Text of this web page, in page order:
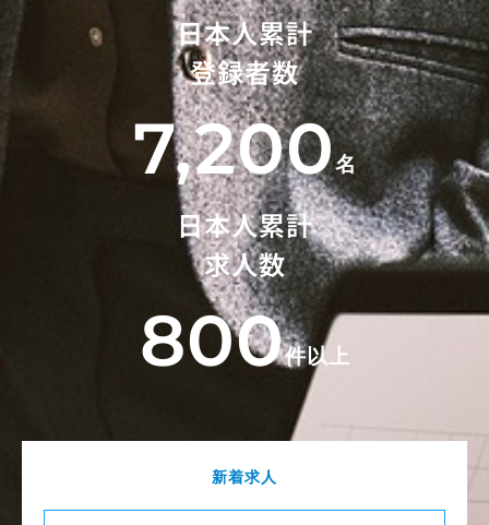
日本人累計
登録者数
7,200名
日本人累計
求人数
800件以上
新着求人